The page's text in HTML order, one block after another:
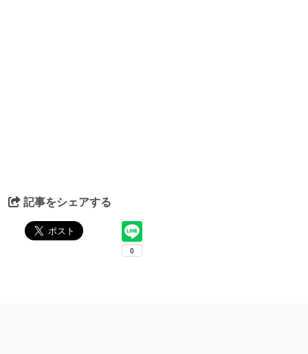
記事をシェアする